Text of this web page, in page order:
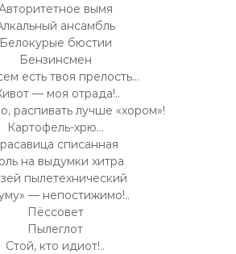
вымя
ансамбль
Белокурые бюстии
Бензинсмен
есть твоя прелость…
— моя отрада!..
распивать лучше «хором»!
Картофель-хрю…
списанная
на выдумки хитра
пылетехнический
— непостижимо!..
Пёссовет
Пылеглот
Стой, кто идиот!..